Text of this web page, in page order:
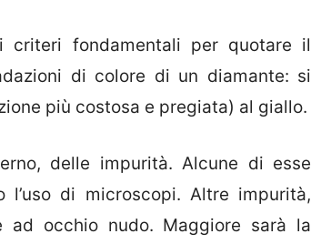
fondamentali per quotare il
di colore di un diamante: si
più costosa e pregiata) al giallo.
delle impurità. Alcune di esse
di microscopi. Altre impurità,
ad occhio nudo. Maggiore sarà la